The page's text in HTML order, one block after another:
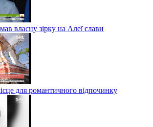
власну зірку на Алеї слави
для романтичного відпочинку